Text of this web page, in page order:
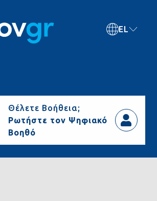
EL
Θέλετε Βοήθεια;
Ρωτήστε τον Ψηφιακό
Βοηθό